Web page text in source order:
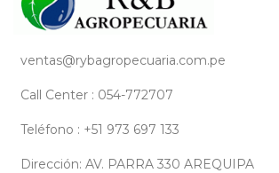
ventas@rybagropecuaria.com.pe
Call Center : 054-772707
Teléfono : +51 973 697 133
Dirección: AV. PARRA 330 AREQUIPA